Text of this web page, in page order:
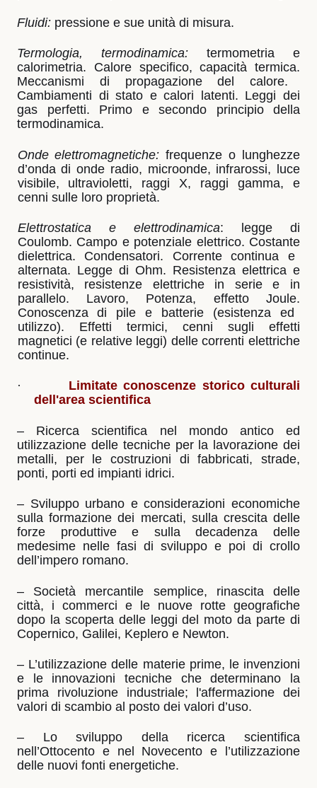
Fluidi: pressione e sue unità di misura.
Termologia, termodinamica: termometria e
calorimetria. Calore specifico, capacità termica.
Meccanismi di propagazione del calore.
Cambiamenti di stato e calori latenti. Leggi dei
gas perfetti. Primo e secondo principio della
termodinamica.
Onde elettromagnetiche: frequenze o lunghezze
d’onda di onde radio, microonde, infrarossi, luce
visibile, ultravioletti, raggi X, raggi gamma, e
cenni sulle loro proprietà.
Elettrostatica e elettrodinamica: legge di
Coulomb. Campo e potenziale elettrico. Costante
dielettrica. Condensatori. Corrente continua e
alternata. Legge di Ohm. Resistenza elettrica e
resistività, resistenze elettriche in serie e in
parallelo. Lavoro, Potenza, effetto Joule.
Conoscenza di pile e batterie (esistenza ed
utilizzo). Effetti termici, cenni sugli effetti
magnetici (e relative leggi) delle correnti elettriche
continue.
·
Limitate conoscenze storico culturali
dell'area scientifica
– Ricerca scientifica nel mondo antico ed
utilizzazione delle tecniche per la lavorazione dei
metalli, per le costruzioni di fabbricati, strade,
ponti, porti ed impianti idrici.
– Sviluppo urbano e considerazioni economiche
sulla formazione dei mercati, sulla crescita delle
forze produttive e sulla decadenza delle
medesime nelle fasi di sviluppo e poi di crollo
dell’impero romano.
– Società mercantile semplice, rinascita delle
città, i commerci e le nuove rotte geografiche
dopo la scoperta delle leggi del moto da parte di
Copernico, Galilei, Keplero e Newton.
– L’utilizzazione delle materie prime, le invenzioni
e le innovazioni tecniche che determinano la
prima rivoluzione industriale; l'affermazione dei
valori di scambio al posto dei valori d’uso.
– Lo sviluppo della ricerca scientifica
nell’Ottocento e nel Novecento e l’utilizzazione
delle nuovi fonti energetiche.